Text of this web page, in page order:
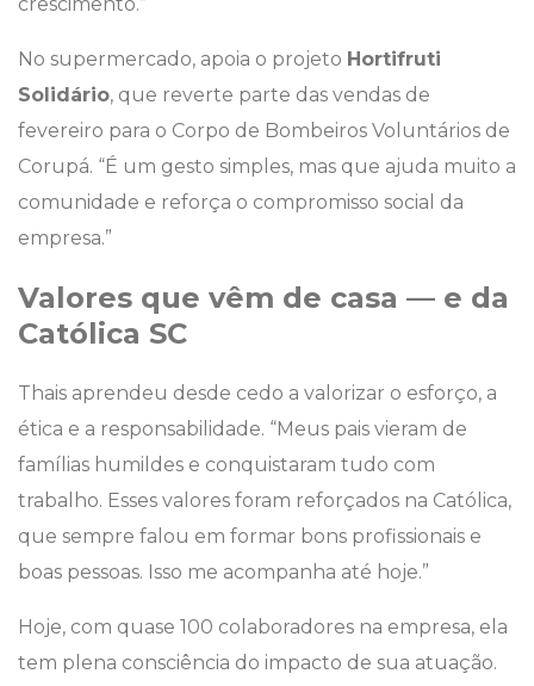
crescimento.”
No supermercado, apoia o projeto Hortifruti
Solidário, que reverte parte das vendas de
fevereiro para o Corpo de Bombeiros Voluntários de
Corupá. “É um gesto simples, mas que ajuda muito a
comunidade e reforça o compromisso social da
empresa.”
Valores que vêm de casa — e da
Católica SC
Thais aprendeu desde cedo a valorizar o esforço, a
ética e a responsabilidade. “Meus pais vieram de
famílias humildes e conquistaram tudo com
trabalho. Esses valores foram reforçados na Católica,
que sempre falou em formar bons profissionais e
boas pessoas. Isso me acompanha até hoje.”
Hoje, com quase 100 colaboradores na empresa, ela
tem plena consciência do impacto de sua atuação.